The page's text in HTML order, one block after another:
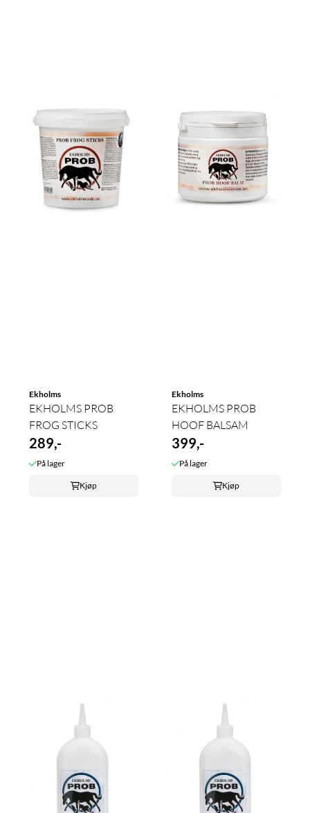
Ekholms
EKHOLMS PROB
FROG STICKS
289,-
På lager
Kjøp
Ekholms
EKHOLMS PROB
HOOF BALSAM
399,-
På lager
Kjøp